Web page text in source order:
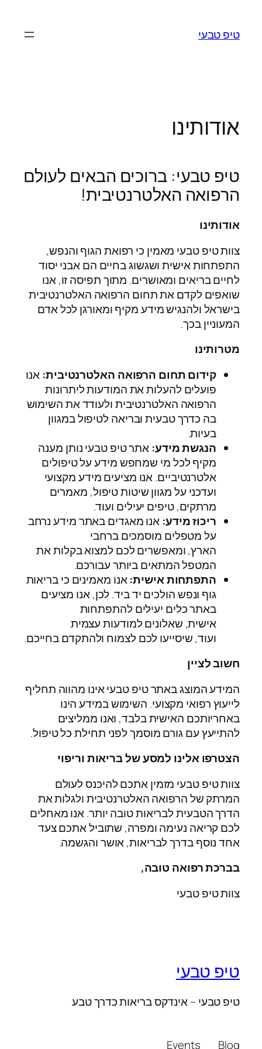
טיפ טבעי
אודותינו
טיפ טבעי: ברוכים הבאים לעולם
הרפואה האלטרנטיבית!
אודותינו
צוות טיפ טבעי מאמין כי רפואת הגוף והנפש,
התפתחות אישית ושגשוג בחיים הם אבני יסוד
לחיים בריאים ומאושרים. מתוך תפיסה זו, אנו
שואפים לקדם את תחום הרפואה האלטרנטיבית
בישראל ולהנגיש מידע מקיף ומאורגן לכל אדם
המעוניין בכך.
מטרותינו
קידום תחום הרפואה האלטרנטיבית: אנו
פועלים להעלות את המודעות ליתרונות
הרפואה האלטרנטיבית ולעודד את השימוש
בה כדרך טבעית ובריאה לטיפול במגוון
בעיות.
הנגשת מידע: אתר טיפ טבעי נותן מענה
מקיף לכל מי שמחפש מידע על טיפולים
אלטרנטיביים. אנו מציעים מידע מקצועי
ועדכני על מגוון שיטות טיפול, מאמרים
מרתקים, טיפים יעילים ועוד.
ריכוז מידע: אנו מאגדים באתר מידע נרחב
על מטפלים מוסמכים ברחבי
הארץ, ומאפשרים לכם למצוא בקלות את
המטפל המתאים ביותר עבורכם.
התפתחות אישית:אנו מאמינים כי בריאות
גוף ונפש הולכים יד ביד. לכן, אנו מציעים
באתר כלים יעילים להתפתחות
אישית, שאלונים למודעות עצמית
ועוד, שיסייעו לכם לצמוח ולהתקדם בחייכם.
חשוב לציין
המידע המוצג באתר טיפ טבעי אינו מהווה תחליף
לייעוץ רפואי מקצועי. השימוש במידע הינו
באחריותכם האישית בלבד, ואנו ממליצים
להתייעץ עם גורם מוסמך לפני תחילת כל טיפול.
הצטרפו אלינו למסע של בריאות וריפוי
צוות טיפ טבעי מזמין אתכם להיכנס לעולם
המרתק של הרפואה האלטרנטיבית ולגלות את
הדרך הטבעית לבריאות טובה יותר. אנו מאחלים
לכם קריאה נעימה ומפרה, שתוביל אתכם צעד
אחד נוסף בדרך לבריאות, אושר והגשמה.
בברכת רפואה טובה,
צוות טיפ טבעי
טיפ טבעי
טיפ טבעי – אינדקס בריאות כדרך טבע
Blog
Events